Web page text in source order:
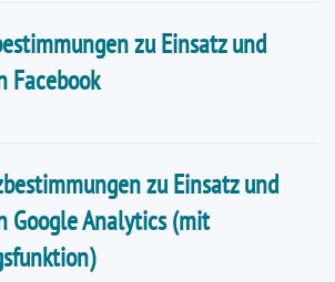
zu Einsatz und
Facebook
zu Einsatz und
Google Analytics (mit